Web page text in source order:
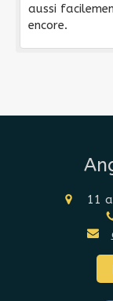
aussi
encore.
11